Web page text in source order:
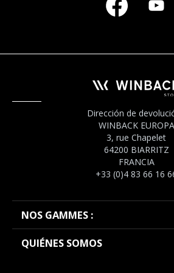
Dirección de
WINBACK EUROPA
3, rue Chapelet
64200 BIARRITZ
FRANCIA
+33 (0)4 83 66 16
NOS GAMMES :
QUIÉNES SOMOS